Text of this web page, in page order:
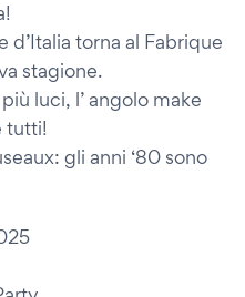
d’Italia torna al Fabrique
stagione.
luci, l’ angolo make
tutti!
gli anni ‘80 sono